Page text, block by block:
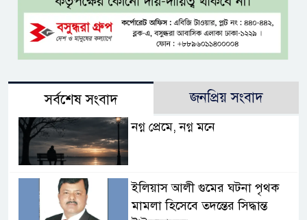
সর্বশেষ সংবাদ জনপ্রিয় সংবাদ
নগ্ন প্রেমে, নগ্ন মনে
ইলিয়াস আলী গুমের ঘটনা পৃথক
মামলা হিসেবে তদন্তের সিদ্ধান্ত